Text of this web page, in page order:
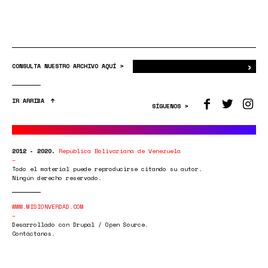
CONSULTA NUESTRO ARCHIVO AQUÍ > ›
IR ARRIBA
SÍGUENOS >
2012 - 2020. República Bolivariana de Venezuela
Todo el material puede reproducirse citando su autor.
Ningún derecho reservado.
WWW.MISIONVERDAD.COM
Desarrollado con Drupal / Open Source.
Contáctanos.